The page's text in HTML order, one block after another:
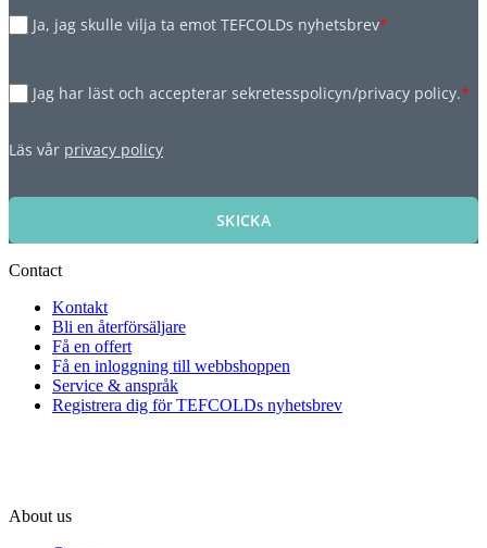
Ja, jag skulle vilja ta emot TEFCOLDs nyhetsbrev*
Jag har läst och accepterar sekretesspolicyn/privacy policy.*
Läs vår privacy policy
SKICKA
Contact
Kontakt
Bli en återförsäljare
Få en offert
Få en inloggning till webbshoppen
Service & anspråk
Registrera dig för TEFCOLDs nyhetsbrev
About us